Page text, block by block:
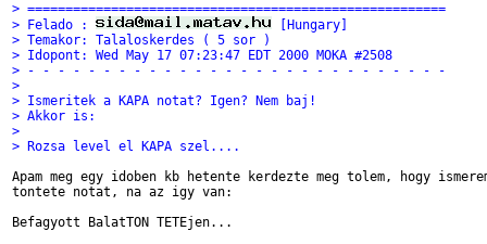
> =======================================================
> Felado :
[Hungary]
> Temakor: Talaloskerdes ( 5 sor )
> Idopont: Wed May 17 07:23:47 EDT 2000 MOKA #2508
> - - - - - - - - - - - - - - - - - - - - - - - - - - - -
>
> Ismeritek a KAPA notat? Igen? Nem baj!
> Akkor is:
>
> Rozsa level el KAPA szel....
Apam meg egy idoben kb hetente kerdezte meg tolem, hogy
tontete notat, na az igy van:
Befagyott BalatTON TETEjen...